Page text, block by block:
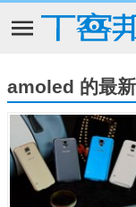
amoled 的最